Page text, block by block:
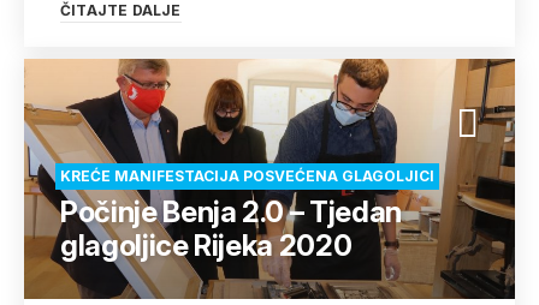
ČITAJTE DALJE
KREĆE MANIFESTACIJA POSVEĆENA GLAGOLJICI
Počinje Benja 2.0 – Tjedan
glagoljice Rijeka 2020